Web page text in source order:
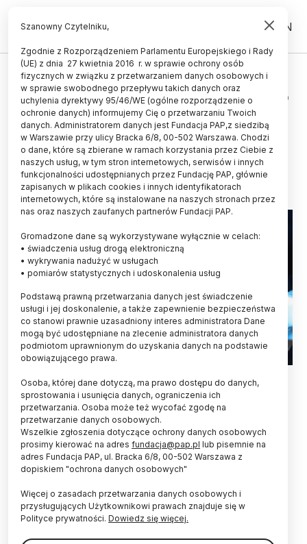
PL EN
ŚWIAT
Zmodyfikowane genetycznie płuco
świni można przeszczepić
człowiekowi
27.08.2025
aktualizacja: 27.08.2025
2 minuty czytania
Zmodyfikowane genetycznie płuco świni
zachowało żywotność i funkcjonalność przez
dziewięć dni po przeszczepieniu go biorcy, u
którego stwierdzono śmierć mózgu - informuje
„Nature Medicine”.
Autorzy badania sugerują, że może to być pierwszy
udokumentowany przypadek międzygatunkowego
przeszczepu płuc. Ich zdaniem w przyszłości takie
przeszczepy mogłyby znaleźć zastosowanie w
Szanowny Czytelniku,
Zgodnie z Rozporządzeniem Parlamentu Europejskiego i Rady
(UE) z dnia 27 kwietnia 2016 r. w sprawie ochrony osób
fizycznych w związku z przetwarzaniem danych osobowych i
w sprawie swobodnego przepływu takich danych oraz
uchylenia dyrektywy 95/46/WE (ogólne rozporządzenie o
ochronie danych) informujemy Cię o przetwarzaniu Twoich
danych. Administratorem danych jest Fundacja PAP,z siedzibą
w Warszawie przy ulicy Bracka 6/8, 00-502 Warszawa. Chodzi
o dane, które są zbierane w ramach korzystania przez Ciebie z
naszych usług, w tym stron internetowych, serwisów i innych
funkcjonalności udostępnianych przez Fundację PAP, głównie
zapisanych w plikach cookies i innych identyfikatorach
internetowych, które są instalowane na naszych stronach przez
nas oraz naszych zaufanych partnerów Fundacji PAP.
Gromadzone dane są wykorzystywane wyłącznie w celach:
• świadczenia usług drogą elektroniczną
• wykrywania nadużyć w usługach
• pomiarów statystycznych i udoskonalenia usług
Podstawą prawną przetwarzania danych jest świadczenie
usługi i jej doskonalenie, a także zapewnienie bezpieczeństwa
co stanowi prawnie uzasadniony interes administratora Dane
mogą być udostępniane na zlecenie administratora danych
podmiotom uprawnionym do uzyskania danych na podstawie
obowiązującego prawa.
Osoba, której dane dotyczą, ma prawo dostępu do danych,
sprostowania i usunięcia danych, ograniczenia ich
przetwarzania. Osoba może też wycofać zgodę na
przetwarzanie danych osobowych.
Wszelkie zgłoszenia dotyczące ochrony danych osobowych
prosimy kierować na adres fundacja@pap.pl lub pisemnie na
adres Fundacja PAP, ul. Bracka 6/8, 00-502 Warszawa z
dopiskiem "ochrona danych osobowych"
Więcej o zasadach przetwarzania danych osobowych i
przysługujących Użytkownikowi prawach znajduje się w
Polityce prywatności. Dowiedz się więcej.